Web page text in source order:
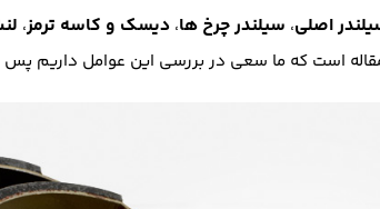
اصلی، سیلندر چرخ ها، دیسک و کاسه ترمز،
است که ما سعی در بررسی این عوامل داریم پس